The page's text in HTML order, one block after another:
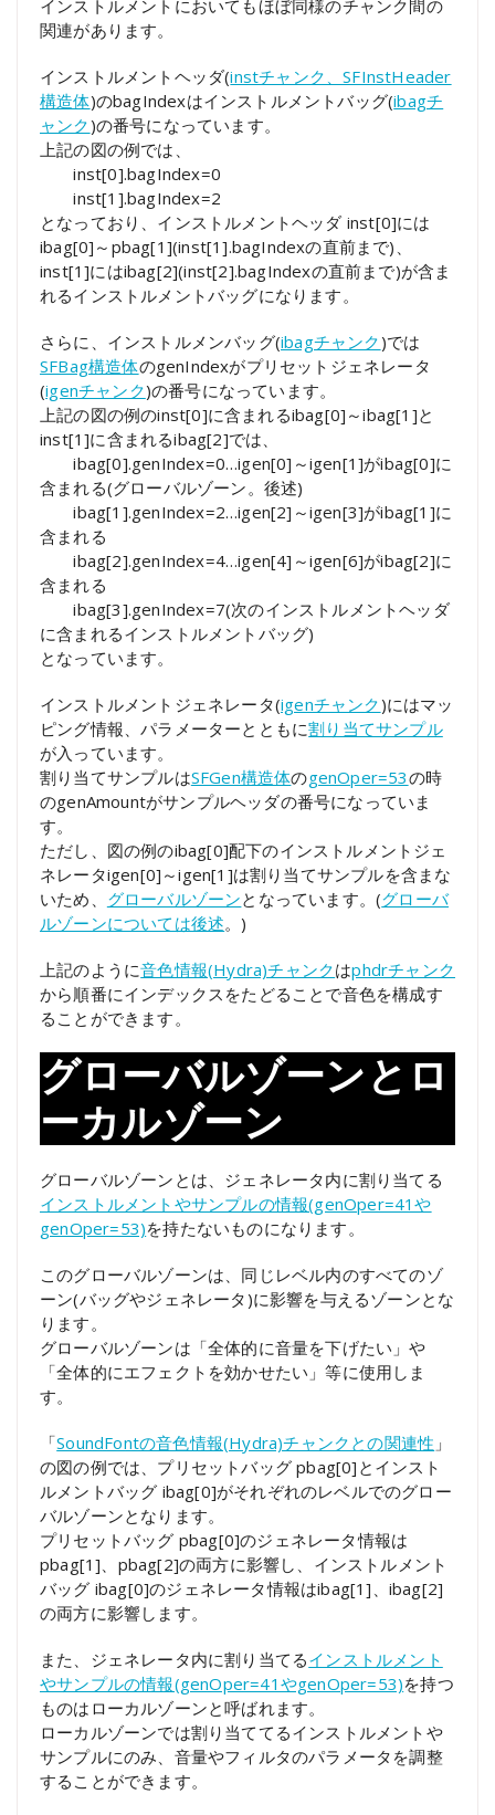
インストルメントにおいてもほぼ同様のチャンク間の
関連があります。
インストルメントヘッダ(instチャンク、SFInstHeader
構造体)のbagIndexはインストルメントバッグ(ibagチ
ャンク)の番号になっています。
上記の図の例では、
inst[0].bagIndex=0
inst[1].bagIndex=2
となっており、インストルメントヘッダ inst[0]には
ibag[0]～pbag[1](inst[1].bagIndexの直前まで)、
inst[1]にはibag[2](inst[2].bagIndexの直前まで)が含ま
れるインストルメントバッグになります。
さらに、インストルメンバッグ(ibagチャンク)では
SFBag構造体のgenIndexがプリセットジェネレータ
(igenチャンク)の番号になっています。
上記の図の例のinst[0]に含まれるibag[0]～ibag[1]と
inst[1]に含まれるibag[2]では、
ibag[0].genIndex=0…igen[0]～igen[1]がibag[0]に
含まれる(グローバルゾーン。後述)
ibag[1].genIndex=2…igen[2]～igen[3]がibag[1]に
含まれる
ibag[2].genIndex=4…igen[4]～igen[6]がibag[2]に
含まれる
ibag[3].genIndex=7(次のインストルメントヘッダ
に含まれるインストルメントバッグ)
となっています。
インストルメントジェネレータ(igenチャンク)にはマッ
ピング情報、パラメーターとともに割り当てサンプル
が入っています。
割り当てサンプルはSFGen構造体のgenOper=53の時
のgenAmountがサンプルヘッダの番号になっていま
す。
ただし、図の例のibag[0]配下のインストルメントジェ
ネレータigen[0]～igen[1]は割り当てサンプルを含まな
いため、 グローバルゾーンとなっています。(グローバ
ルゾーンについては後述。)
上記のように音色情報(Hydra)チャンクはphdrチャンク
から順番にインデックスをたどることで音色を構成す
ることができます。
グローバルゾーンとロ
ーカルゾーン
グローバルゾーンとは、ジェネレータ内に割り当てる
インストルメントやサンプルの情報(genOper=41や
genOper=53)を持たないものになります。
このグローバルゾーンは、同じレベル内のすべてのゾ
ーン(バッグやジェネレータ)に影響を与えるゾーンとな
ります。
グローバルゾーンは「全体的に音量を下げたい」や
「全体的にエフェクトを効かせたい」等に使用しま
す。
「SoundFontの音色情報(Hydra)チャンクとの関連性 」
の図の例では、プリセットバッグ pbag[0]とインスト
ルメントバッグ ibag[0]がそれぞれのレベルでのグロー
バルゾーンとなります。
プリセットバッグ pbag[0]のジェネレータ情報は
pbag[1]、pbag[2]の両方に影響し、インストルメント
バッグ ibag[0]のジェネレータ情報はibag[1]、ibag[2]
の両方に影響します。
また、ジェネレータ内に割り当てるインストルメント
やサンプルの情報(genOper=41やgenOper=53)を持つ
ものはローカルゾーンと呼ばれます。
ローカルゾーンでは割り当ててるインストルメントや
サンプルにのみ、音量やフィルタのパラメータを調整
することができます。